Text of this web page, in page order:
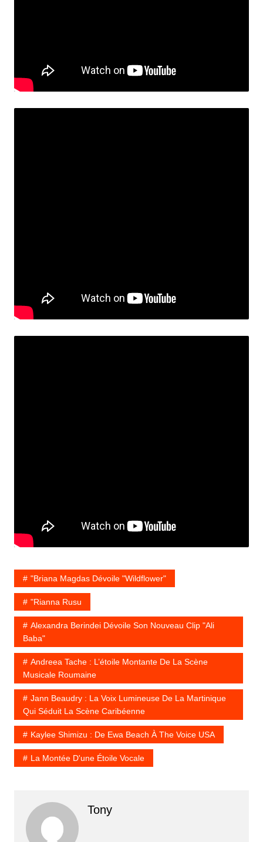
"Briana Magdas Dévoile "Wildflower"
"Rianna Rusu
Alexandra Berindei Dévoile Son Nouveau Clip "Ali
Baba"
Andreea Tache : L’étoile Montante De La Scène
Musicale Roumaine
Jann Beaudry : La Voix Lumineuse De La Martinique
Qui Séduit La Scène Caribéenne
Kaylee Shimizu : De Ewa Beach À The Voice USA
La Montée D'une Étoile Vocale
Tony